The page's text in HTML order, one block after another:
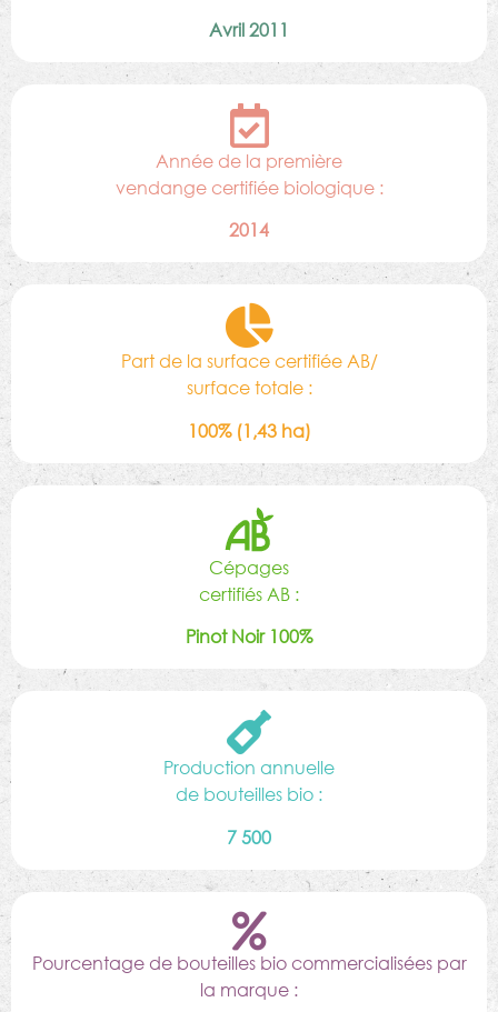
Avril 2011
Année de la première
vendange certifiée biologique :
2014
Part de la surface certifiée AB/
surface totale :
100% (1,43 ha)
Cépages
certifiés AB :
Pinot Noir 100%
Production annuelle
de bouteilles bio :
7 500
Pourcentage de bouteilles bio commercialisées par
la marque :